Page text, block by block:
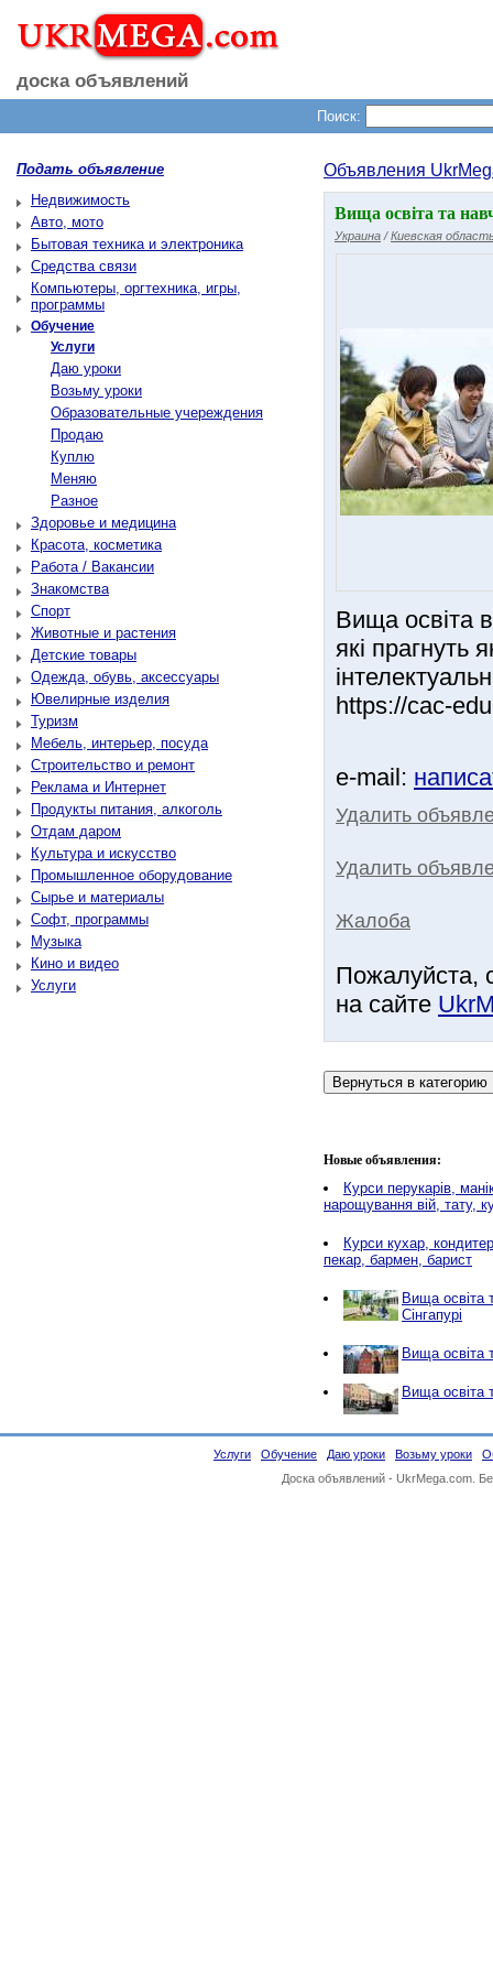
доска объявлений
Поиск:
Подать объявление
Недвижимость
Авто, мото
Бытовая техника и электроника
Средства связи
Компьютеры, оргтехника, игры,
программы
Обучение
Услуги
Даю уроки
Возьму уроки
Образовательные учереждения
Продаю
Куплю
Меняю
Разное
Здоровье и медицина
Красота, косметика
Работа / Вакансии
Знакомства
Спорт
Животные и растения
Детские товары
Одежда, обувь, аксессуары
Ювелирные изделия
Туризм
Мебель, интерьер, посуда
Строительство и ремонт
Реклама и Интернет
Продукты питания, алкоголь
Отдам даром
Культура и искусство
Промышленное оборудование
Сырье и материалы
Софт, программы
Музыка
Кино и видео
Услуги
Объявления
Вища освіта та
Украина /Киевская
Вища освіта
які прагнуть
https://cac-
e-mail:
Удалить
Удалить
Жалоба
Пожалуйста,
на сайте
Новые объявления:
Курси перукарів,
нарощування вій, тату,
Курси кухар,
пекар, бармен, барист
Вища освіта
Сінгапурі
Вища освіта
Вища освіта
Услуги Обучение Даю уроки Возьму уроки
Доска объявлений - UkrMega.com.